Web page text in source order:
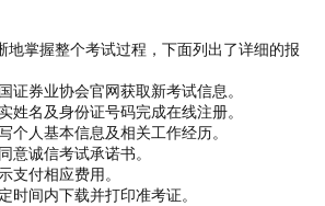
地掌握整个考试过程，下面列出了详细的报
券业协会官网获取新考试信息。
名及身份证号码完成在线注册。
人基本信息及相关工作经历。
诚信考试承诺书。
支付相应费用。
间内下载并打印准考证。